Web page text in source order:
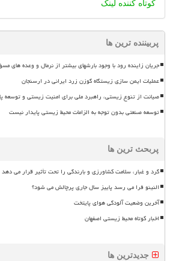
کوتاه کننده لینک
پربیننده ترین ها
جریان زاینده رود با وجود بارشهای بیشتر از نرمال و وعده های
عملیات ایمن سازی زیستگاه گوزن زرد ایرانی در ارسنجان
صیانت از تنوع زیستی، راهبرد ملی برای امنیت زیستی و توسعه
توسعه صنعتی بدون توجه به الزامات محیط زیستی پایدار نیست
پربحث ترین ها
گرد و غبار، سلامت کشاورزی و بارندگی را تحت تأثیر قرار می دهد
النینو فرا می رسد پاییز سال جاری پرچالش می شود؟
آخرین وضعیت آلودگی هوای پایتخت
اخبار کوتاه محیط زیستی اصفهان
جدیدترین ها